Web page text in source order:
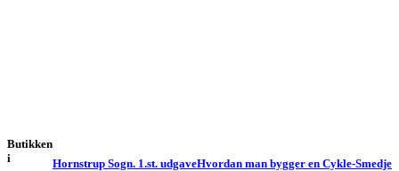
Hvordan man bygger en Cykle-Smedje
Hornstrup Sogn. 1.st. udgave
Butikken
i